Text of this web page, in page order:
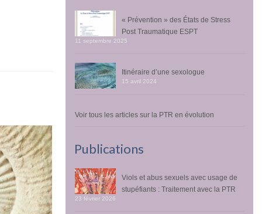
« Prévention » des États de Stress
Post Traumatique ESPT
11 septembre 2025
Itinéraire d’une sexologue
15 avril 2024
Voir tous les articles sur la PTR en évolution
Publications
Viols et abus sexuels avec usage de
stupéfiants : Traitement avec la PTR
23 février 2026